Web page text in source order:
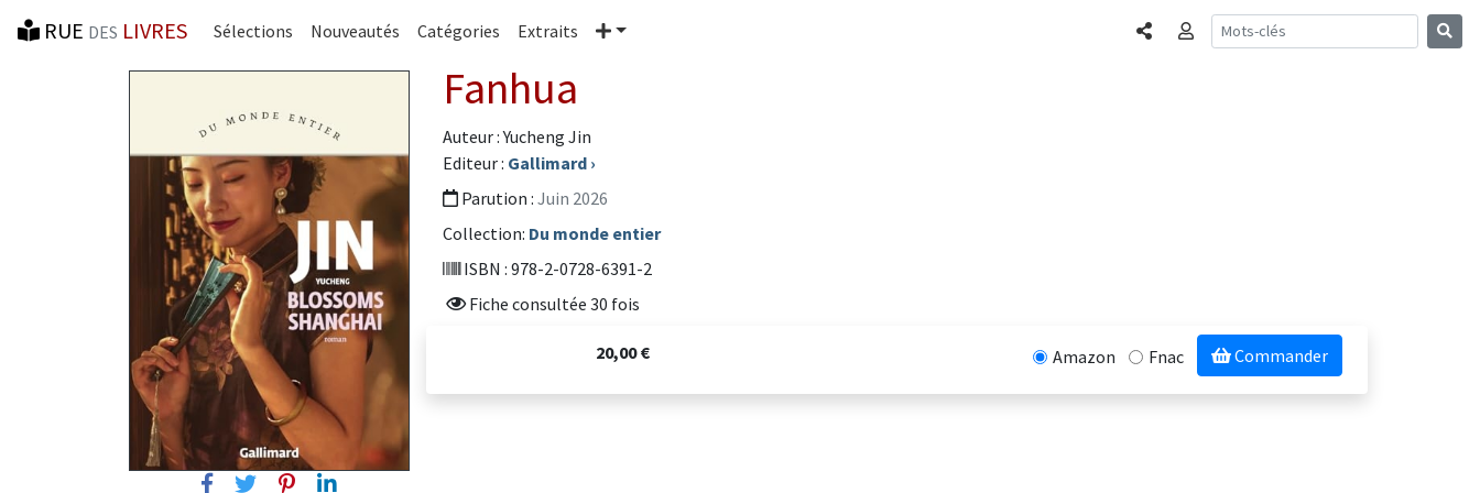
RUE DES LIVRES Sélections Nouveautés Catégories Extraits Plus PartagerConnexion
FacebookTwitterPinterest
Linkedin
Fanhua
Auteur : Yucheng Jin
Editeur : Gallimard ›
Parution : Juin 2026
Collection: Du monde entier
ISBN : 978-2-0728-6391-2
Fiche consultée 30 fois
20,00 € Amazon Fnac Commander